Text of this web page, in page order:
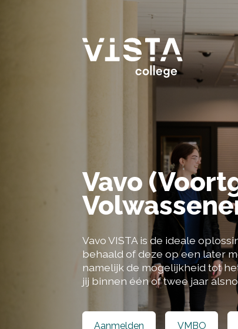
Aanmelden
Contact en locaties
Vavo
Vavo VISTA is de ideale
behaald of deze op een later
namelijk de mogelijkheid tot
jij binnen één of twee jaar
Aanmelden VMBO